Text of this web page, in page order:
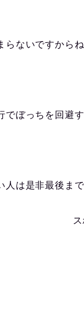
ないですからね
でぼっちを回避
人は是非最後まで